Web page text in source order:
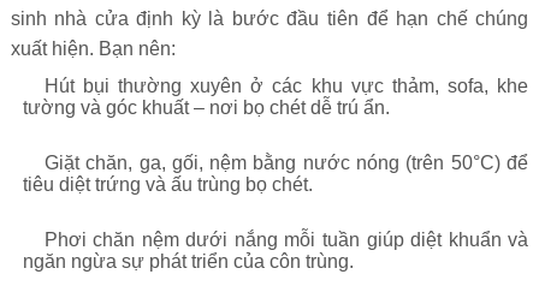
sinh nhà cửa định kỳ là bước đầu tiên để hạn chế chúng
xuất hiện. Bạn nên:
Hút bụi thường xuyên ở các khu vực thảm, sofa, khe
tường và góc khuất – nơi bọ chét dễ trú ẩn.
Giặt chăn, ga, gối, nệm bằng nước nóng (trên 50°C) để
tiêu diệt trứng và ấu trùng bọ chét.
Phơi chăn nệm dưới nắng mỗi tuần giúp diệt khuẩn và
ngăn ngừa sự phát triển của côn trùng.